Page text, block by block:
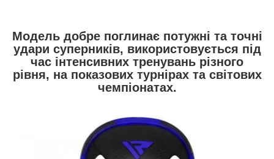
Модель добре поглинає потужні та точні
удари суперників, використовується під
час інтенсивних тренувань різного
рівня, на показових турнірах та світових
чемпіонатах.